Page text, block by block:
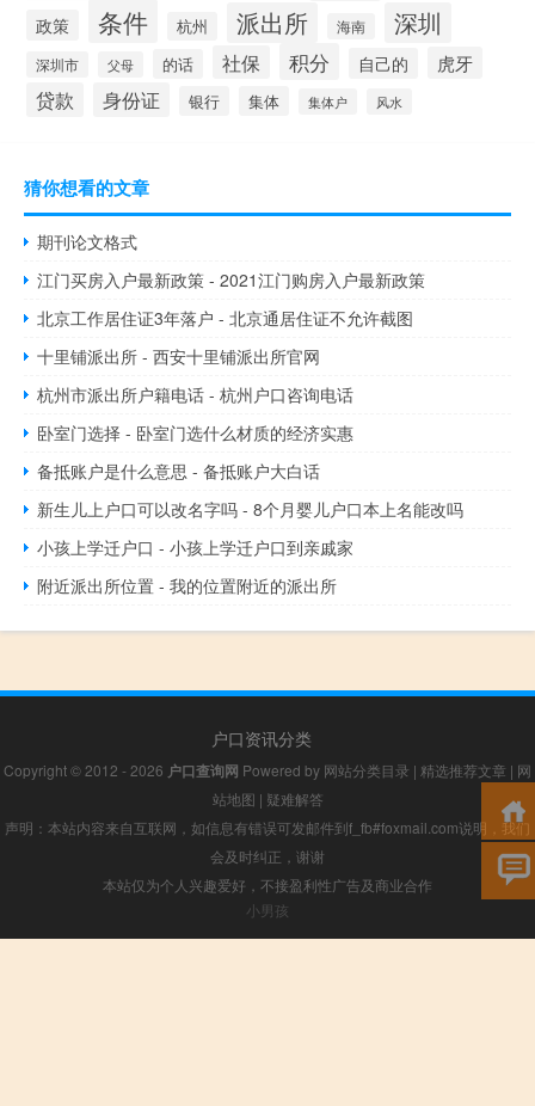
政策 条件 杭州 派出所 海南 深圳
深圳市 父母 的话 社保 积分 自己的 虎牙
贷款 身份证 银行 集体 集体户 风水
猜你想看的文章
期刊论文格式
江门买房入户最新政策 - 2021江门购房入户最新政策
北京工作居住证3年落户 - 北京通居住证不允许截图
十里铺派出所 - 西安十里铺派出所官网
杭州市派出所户籍电话 - 杭州户口咨询电话
卧室门选择 - 卧室门选什么材质的经济实惠
备抵账户是什么意思 - 备抵账户大白话
新生儿上户口可以改名字吗 - 8个月婴儿户口本上名能改吗
小孩上学迁户口 - 小孩上学迁户口到亲戚家
附近派出所位置 - 我的位置附近的派出所
户口资讯分类
Copyright © 2012 - 2026 户口查询网 Powered by 网站分类目录 | 精选推荐文章 | 网
站地图 | 疑难解答
声明：本站内容来自互联网，如信息有错误可发邮件到f_fb#foxmail.com说明，我们
会及时纠正，谢谢
本站仅为个人兴趣爱好，不接盈利性广告及商业合作
小男孩